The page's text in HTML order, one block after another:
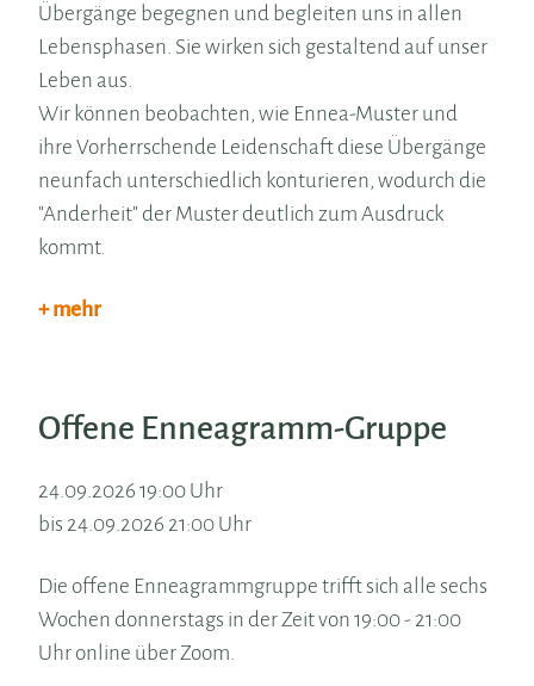
Übergänge begegnen und begleiten uns in allen
Lebensphasen. Sie wirken sich gestaltend auf unser
Leben aus.
Wir können beobachten, wie Ennea-Muster und
ihre Vorherrschende Leidenschaft diese Übergänge
neunfach unterschiedlich konturieren, wodurch die
"Anderheit" der Muster deutlich zum Ausdruck
kommt.
+ mehr
Offene Enneagramm-Gruppe
24.09.2026 19:00 Uhr
bis 24.09.2026 21:00 Uhr
Die offene Enneagrammgruppe trifft sich alle sechs
Wochen donnerstags in der Zeit von 19:00 - 21:00
Uhr online über Zoom.